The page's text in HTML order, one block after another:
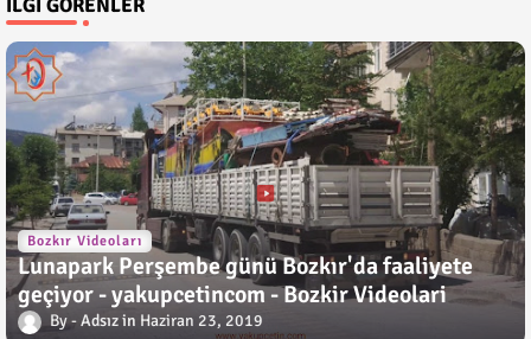
İLGI GÖRENLER
Bozkır Videoları
Lunapark Perşembe günü Bozkır'da faaliyete
geçiyor - yakupcetincom - Bozkir Videolari
Adsız Haziran 23, 2019